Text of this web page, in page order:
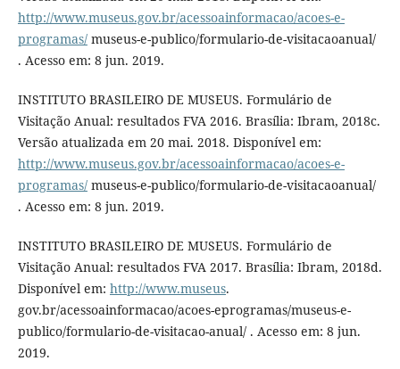
http://www.museus.gov.br/acessoainformacao/acoes-e-
programas/museus-e-publico/formulario-de-visitacaoanual/
. Acesso em: 8 jun. 2019.
INSTITUTO BRASILEIRO DE MUSEUS. Formulário de
Visitação Anual: resultados FVA 2016. Brasília: Ibram, 2018c.
Versão atualizada em 20 mai. 2018. Disponível em:
http://www.museus.gov.br/acessoainformacao/acoes-e-
programas/museus-e-publico/formulario-de-visitacaoanual/
. Acesso em: 8 jun. 2019.
INSTITUTO BRASILEIRO DE MUSEUS. Formulário de
Visitação Anual: resultados FVA 2017. Brasília: Ibram, 2018d.
Disponível em: http://www.museus.
gov.br/acessoainformacao/acoes-eprogramas/museus-e-
publico/formulario-de-visitacao-anual/ . Acesso em: 8 jun.
2019.